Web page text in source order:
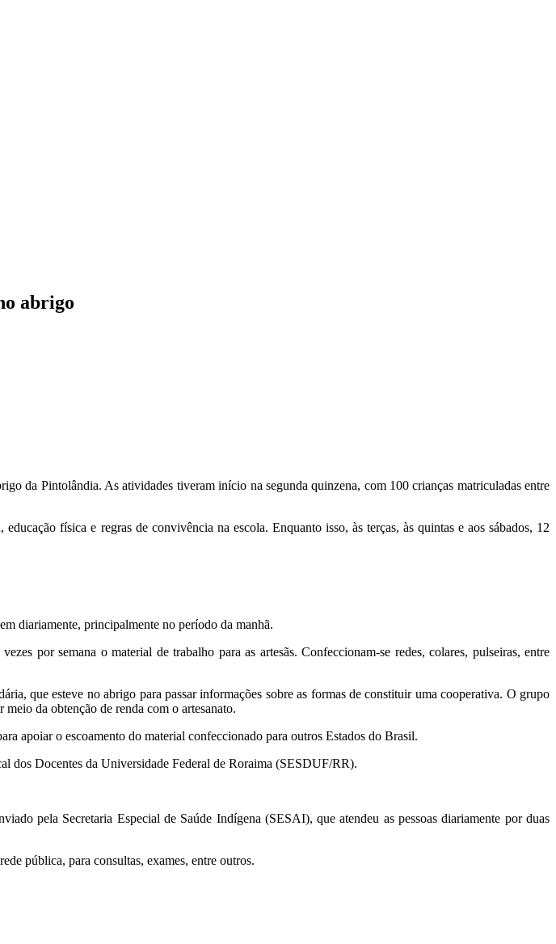
abrigo
da Pintolândia. As atividades tiveram início na segunda quinzena, com 100 crianças matriculadas entre
física e regras de convivência na escola. Enquanto isso, às terças, às quintas e aos sábados, 12
diariamente, principalmente no período da manhã.
por semana o material de trabalho para as artesãs. Confeccionam-se redes, colares, pulseiras, entre
que esteve no abrigo para passar informações sobre as formas de constituir uma cooperativa. O grupo
da obtenção de renda com o artesanato.
apoiar o escoamento do material confeccionado para outros Estados do Brasil.
dos Docentes da Universidade Federal de Roraima (SESDUF/RR).
pela Secretaria Especial de Saúde Indígena (SESAI), que atendeu as pessoas diariamente por duas
pública, para consultas, exames, entre outros.